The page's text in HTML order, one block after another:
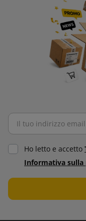
Ho letto e accetto
Informativa sulla